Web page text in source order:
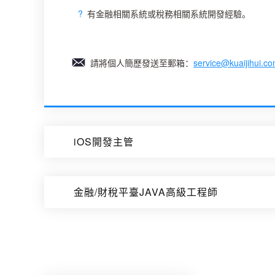
? 有金融相關系統或稅務相關系統開發經驗。
請將個人簡歷發送至郵箱：
iOS開發主管
金融/財稅平臺JAVA高級工程師